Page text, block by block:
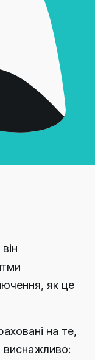
як це
на те,
виснажливо: